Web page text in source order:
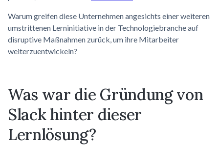
Warum greifen diese Unternehmen angesichts einer weiteren
umstrittenen Lerninitiative in der Technologiebranche auf
disruptive Maßnahmen zurück, um ihre Mitarbeiter
weiterzuentwickeln?
Was war die Gründung von
Slack hinter dieser
Lernlösung?